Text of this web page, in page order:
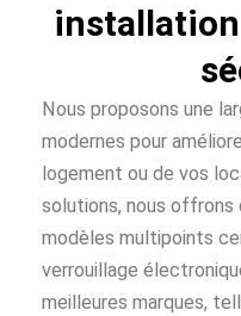
Nous proposons une
modernes pour
logement ou de vos
solutions, nous offrons
modèles multipoints
verrouillage
meilleures marques,